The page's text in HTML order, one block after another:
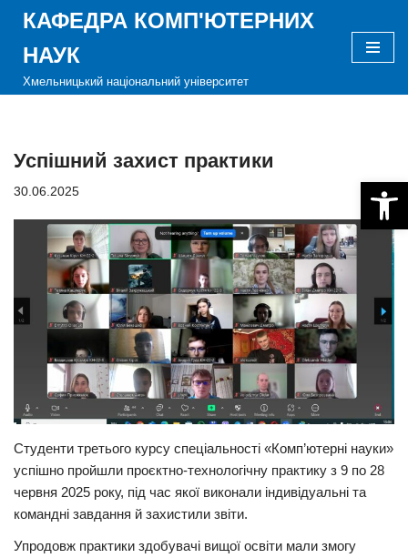
Перейти
вмісту
КАФЕДРА КОМП'ЮТЕРНИХ
НАУК
Хмельницький національний університет
Успішний захист практики
30.06.2025
Студенти третього курсу спеціальності «Комп’ютерні науки»
успішно пройшли проєктно-технологічну практику з 9 по 28
червня 2025 року, під час якої виконали індивідуальні та
командні завдання й захистили звіти.
Упродовж практики здобувачі вищої освіти мали змогу